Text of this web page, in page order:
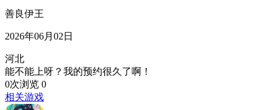
善良伊王
2026年06月02日
河北
能不能上呀？我的预约很久了啊！
0次浏览 0
相关游戏